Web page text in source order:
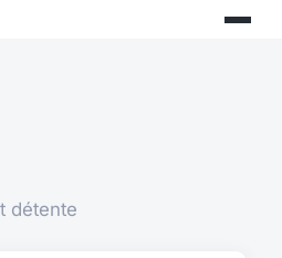
détente